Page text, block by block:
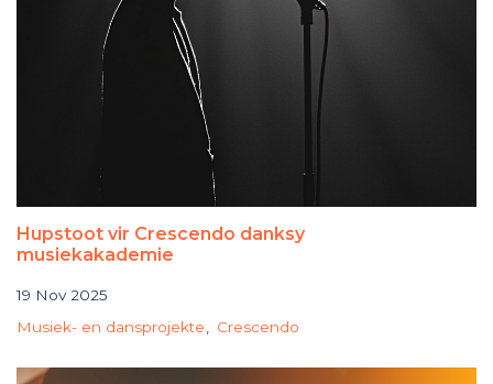
Hupstoot vir Crescendo danksy
musiekakademie
19 Nov 2025
Musiek- en dansprojekte
Crescendo